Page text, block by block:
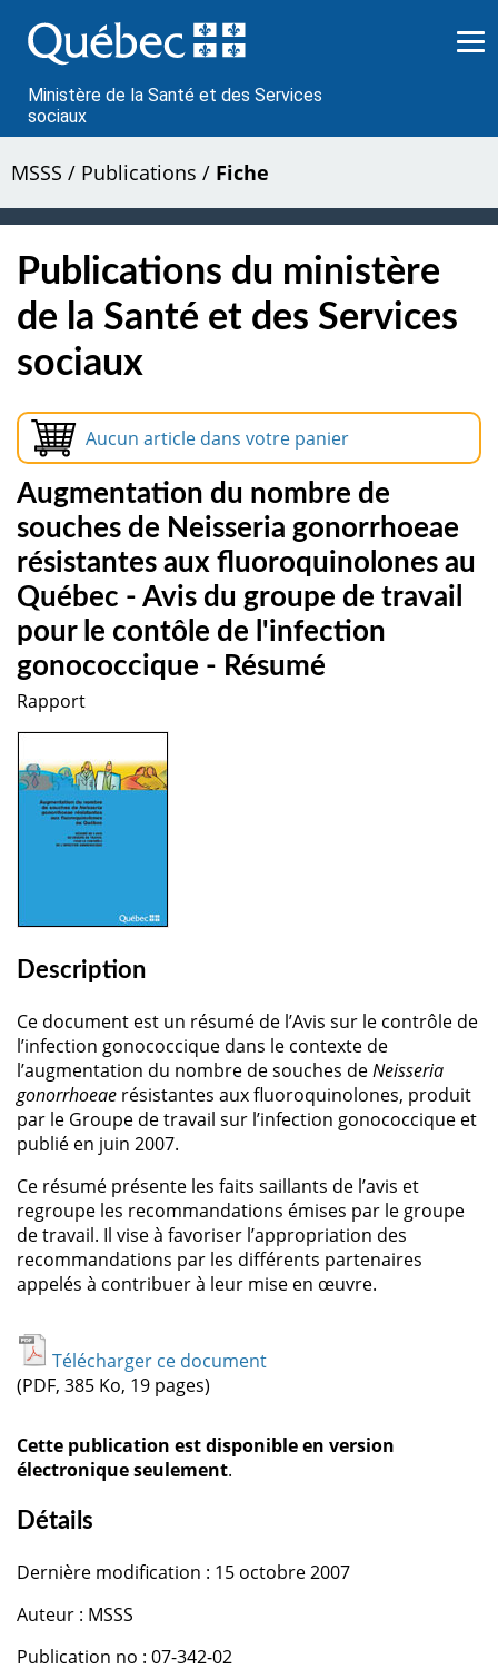
au
contenu
Ministère de la Santé et des Services
sociaux
MSSS / Publications / Fiche
Publications du ministère
de la Santé et des Services
sociaux
Aucun article dans votre panier
Augmentation du nombre de
souches de Neisseria gonorrhoeae
résistantes aux fluoroquinolones au
Québec - Avis du groupe de travail
pour le contôle de l'infection
gonococcique - Résumé
Rapport
Description
Ce document est un résumé de l’Avis sur le contrôle de
l’infection gonococcique dans le contexte de
l’augmentation du nombre de souches deNeisseria
gonorrhoeae résistantes aux fluoroquinolones, produit
par le Groupe de travail sur l’infection gonococcique et
publié en juin 2007.
Ce résumé présente les faits saillants de l’avis et
regroupe les recommandations émises par le groupe
de travail. Il vise à favoriser l’appropriation des
recommandations par les différents partenaires
appelés à contribuer à leur mise en œuvre.
Télécharger ce document
(PDF, 385 Ko, 19 pages)
Cette publication est disponible en version
électronique seulement.
Détails
Dernière modification : 15 octobre 2007
Auteur : MSSS
Publication no : 07-342-02